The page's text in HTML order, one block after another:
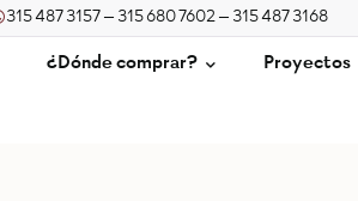
315 487 3157 – 315 680 7602 – 315 487 3168
¿Dónde comprar? Proyectos